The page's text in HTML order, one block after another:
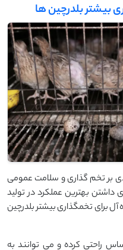
بیشتر بلدرچین ‌ها
بر تخم ‌گذاری و سلامت عمومی
داشتن بهترین عملکرد در تولید
‌آل برای تخمگذاری بیشتر بلدرچین
راحتی کرده و می ‌توانند به